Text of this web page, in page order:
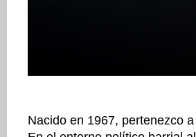
Nacido en 1967, pertenezco